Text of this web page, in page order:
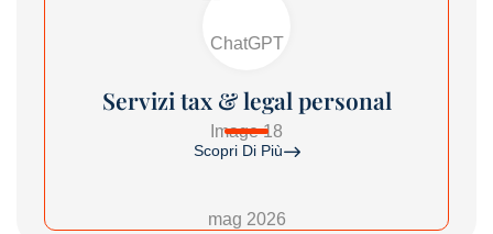
Servizi tax & legal personal
Scopri Di Più